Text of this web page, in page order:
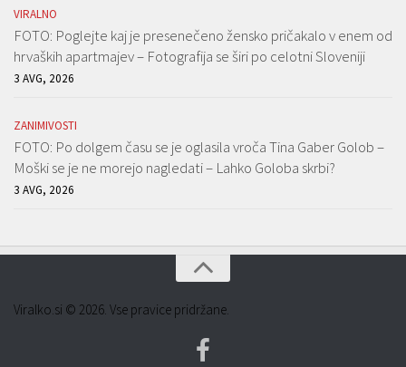
VIRALNO
FOTO: Poglejte kaj je presenečeno žensko pričakalo v enem od
hrvaških apartmajev – Fotografija se širi po celotni Sloveniji
3 AVG, 2026
ZANIMIVOSTI
FOTO: Po dolgem času se je oglasila vroča Tina Gaber Golob –
Moški se je ne morejo nagledati – Lahko Goloba skrbi?
3 AVG, 2026
Viralko.si © 2026. Vse pravice pridržane.